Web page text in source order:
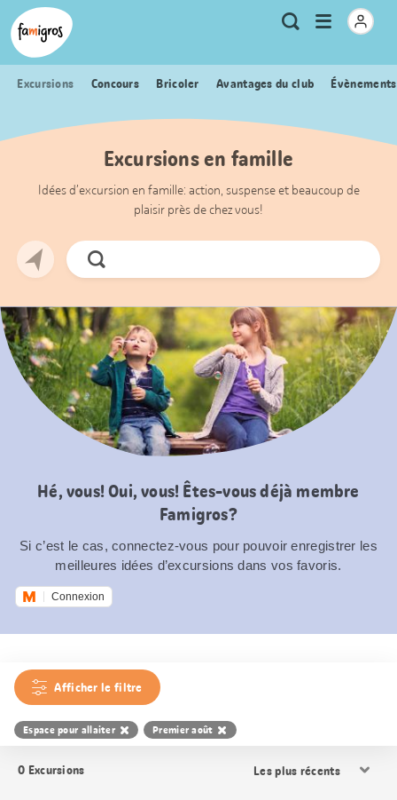
Signets
de
navigation
Header
Logo Métanavigation
RechercheOuvrir
Excursions Concours Bricoler Avantages du club
Excursions en famille
Idées d’excursion en famille: action, suspense et beaucoup de
plaisir près de chez vous!
Chercher
Hé, vous! Oui, vous! Êtes-vous déjà membre
Famigros?
Si c’est le cas, connectez-vous pour pouvoir enregistrer les
meilleures idées d’excursions dans vos favoris.
Connexion
Afficher le filtre
Espace pour allaiter Premier août
0 Excursions
les